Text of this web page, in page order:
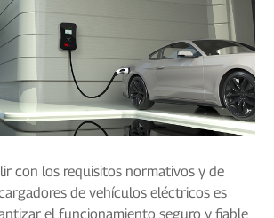
con los requisitos normativos y de
de vehículos eléctricos es
el funcionamiento seguro y fiable